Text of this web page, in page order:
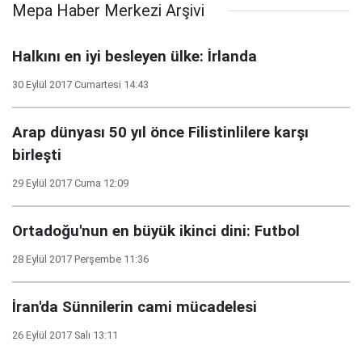
Mepa Haber Merkezi Arşivi
Halkını en iyi besleyen ülke: İrlanda
30 Eylül 2017 Cumartesi 14:43
Arap dünyası 50 yıl önce Filistinlilere karşı
birleşti
29 Eylül 2017 Cuma 12:09
Ortadoğu'nun en büyük ikinci dini: Futbol
28 Eylül 2017 Perşembe 11:36
İran'da Sünnilerin cami mücadelesi
26 Eylül 2017 Salı 13:11